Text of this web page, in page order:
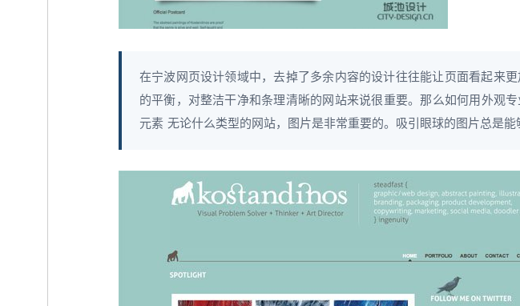
在宁波网页设计领域中，去掉了多余内容的设计往往能让页面看起来
的平衡，对整洁干净和条理清晰的网站来说很重要。那么如何用外观
元素 无论什么类型的网站，图片是非常重要的。吸引眼球的图片总是能